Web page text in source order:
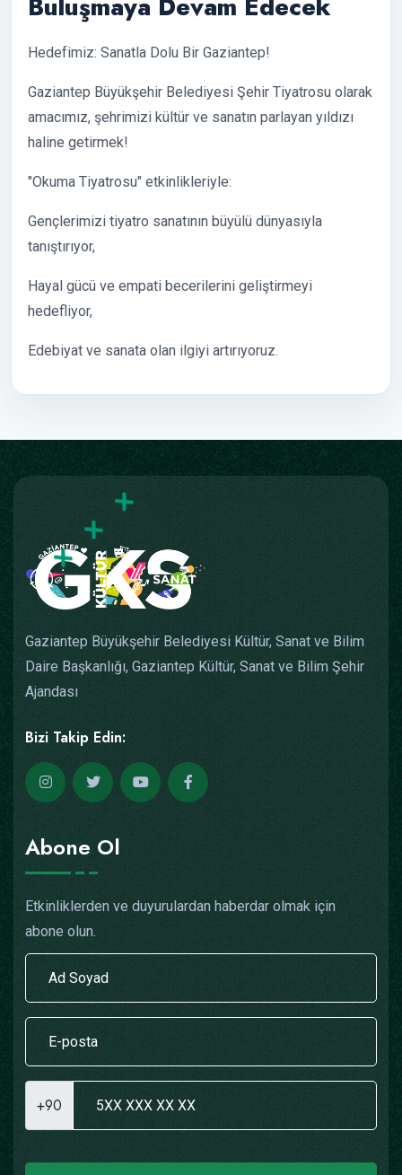
Hedefimiz: Sanatla Dolu Bir Gaziantep!
Gaziantep Büyükşehir Belediyesi Şehir Tiyatrosu olarak
amacımız, şehrimizi kültür ve sanatın parlayan yıldızı
haline getirmek!
"Okuma Tiyatrosu" etkinlikleriyle:
Gençlerimizi tiyatro sanatının büyülü dünyasıyla
tanıştırıyor,
Hayal gücü ve empati becerilerini geliştirmeyi
hedefliyor,
Edebiyat ve sanata olan ilgiyi artırıyoruz.
Gaziantep Büyükşehir Belediyesi Kültür, Sanat ve Bilim
Daire Başkanlığı, Gaziantep Kültür, Sanat ve Bilim Şehir
Ajandası
Bizi Takip Edin:
Abone Ol
Etkinliklerden ve duyurulardan haberdar olmak için
abone olun.
+90